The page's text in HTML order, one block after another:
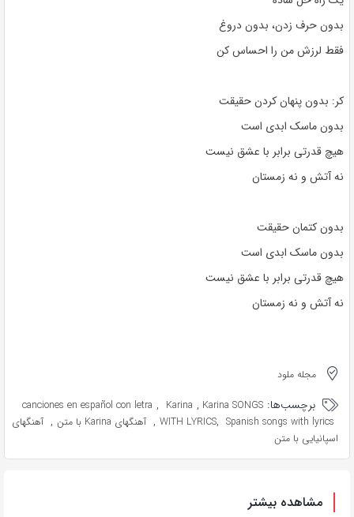
بدون حرف زدن، بدون دروغ
فقط لرزش من را احساس کن
کر: بدون پنهان کردن حقیقت
بدون ماسک ابدی است
هیچ قدرتی برابر با عشق نیست
نه آتش و نه زمستان
بدون کتمان حقیقت
بدون ماسک ابدی است
هیچ قدرتی برابر با عشق نیست
نه آتش و نه زمستان
مجله ملود
برچسب‌ها: canciones en español con letra , Karina , Karina SONGS
WITH LYRICS, Spanish songs with lyrics
, آهنگهای Karina با متن , آهنگهای
اسپانیایی با متن
مشاهده بیشتر